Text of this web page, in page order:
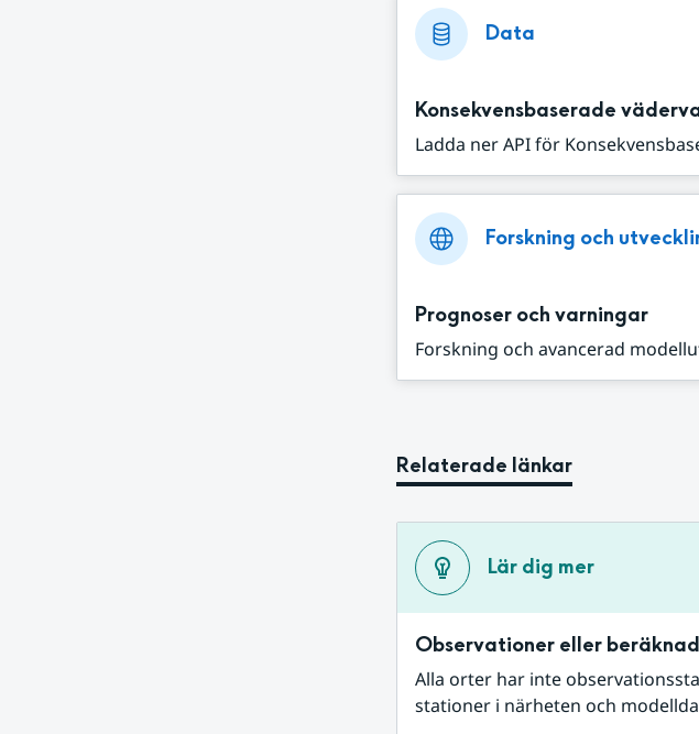
Data
Konsekvensbaserade
Ladda ner API för
Forskning och
Prognoser och varningar
Forskning och avancerad
Relaterade länkar
Lär dig mer
Observationer eller
Alla orter har inte
stationer i närheten och